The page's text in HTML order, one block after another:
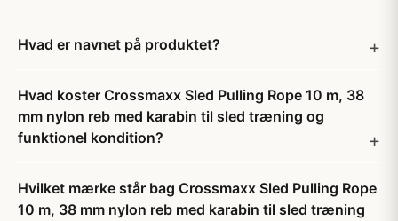
Hvad er navnet på produktet?
Hvad koster Crossmaxx Sled Pulling Rope 10 m, 38
mm nylon reb med karabin til sled træning og
funktionel kondition?
Hvilket mærke står bag Crossmaxx Sled Pulling Rope
10 m, 38 mm nylon reb med karabin til sled træning